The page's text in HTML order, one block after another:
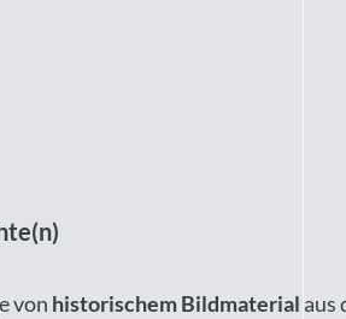
von historischem Bildmaterial aus